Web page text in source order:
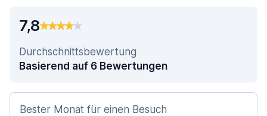
7,8
Durchschnittsbewertung
Basierend auf 6 Bewertungen
Bester Monat für einen Besuch